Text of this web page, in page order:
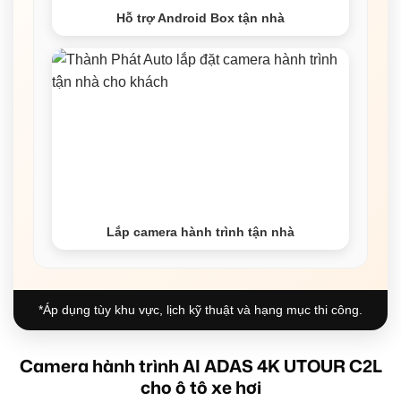
Hỗ trợ Android Box tận nhà
Lắp camera hành trình tận nhà
*Áp dụng tùy khu vực, lịch kỹ thuật và hạng mục thi công.
Camera hành trình AI ADAS 4K UTOUR C2L
cho ô tô xe hơi